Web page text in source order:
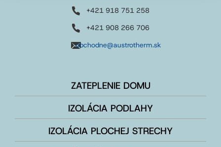
+421 918 751 258
+421 908 266 706
obchodne@austrotherm.sk
ZATEPLENIE DOMU
IZOLÁCIA PODLAHY
IZOLÁCIA PLOCHEJ STRECHY